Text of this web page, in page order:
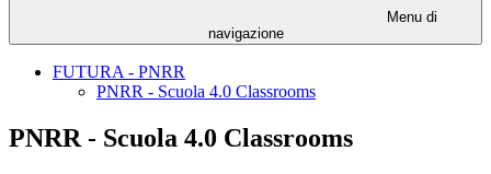
Menu di
navigazione
FUTURA - PNRR
PNRR - Scuola 4.0 Classrooms
PNRR - Scuola 4.0 Classrooms